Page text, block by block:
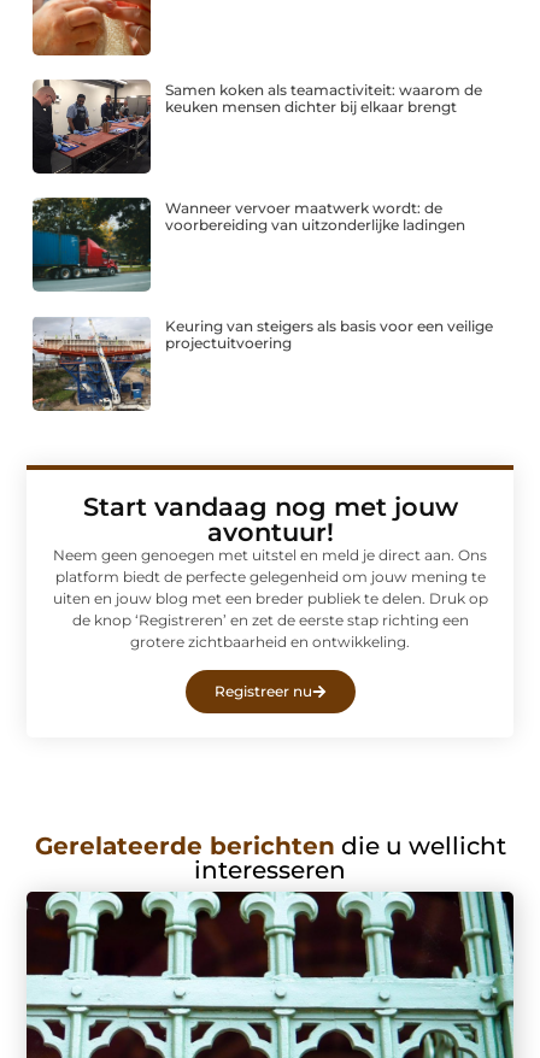
Samen koken als teamactiviteit: waarom de
keuken mensen dichter bij elkaar brengt
Wanneer vervoer maatwerk wordt: de
voorbereiding van uitzonderlijke ladingen
Keuring van steigers als basis voor een veilige
projectuitvoering
Start vandaag nog met jouw
avontuur!
Neem geen genoegen met uitstel en meld je direct aan. Ons
platform biedt de perfecte gelegenheid om jouw mening te
uiten en jouw blog met een breder publiek te delen. Druk op
de knop ‘Registreren’ en zet de eerste stap richting een
grotere zichtbaarheid en ontwikkeling.
Registreer nu
Gerelateerde berichten die u wellicht
interesseren